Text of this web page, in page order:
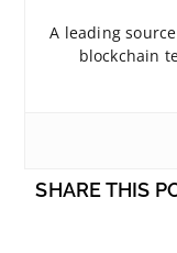
A leading
blockchain
SHARE THIS